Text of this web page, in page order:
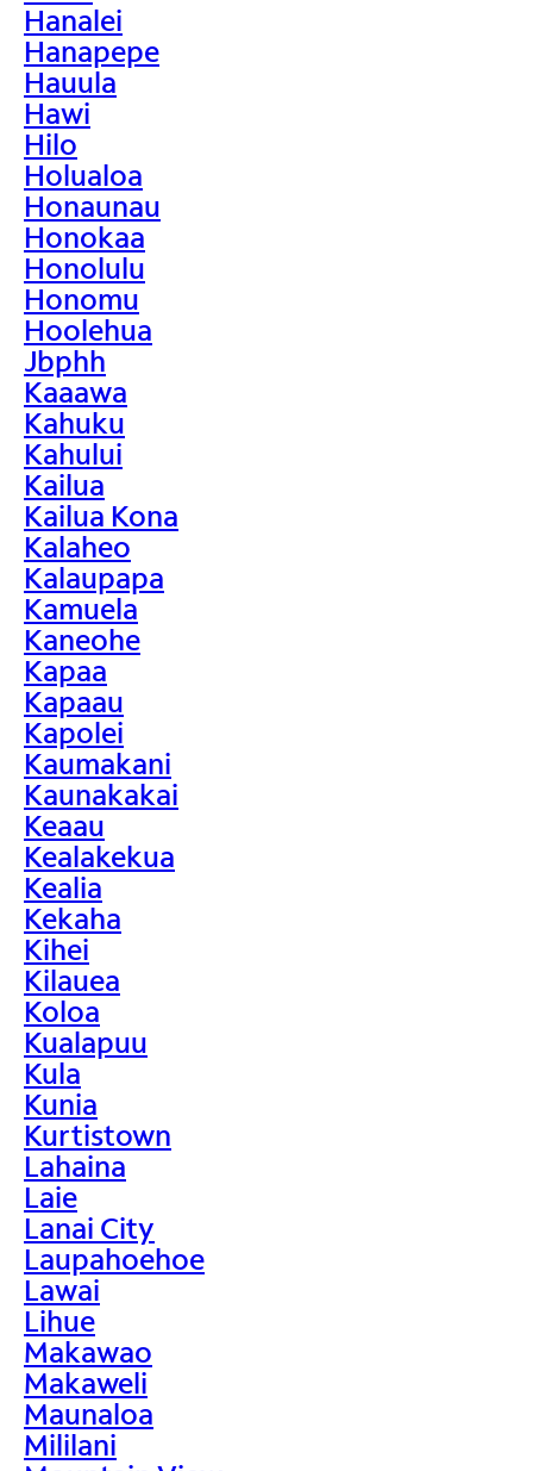
Hanalei
Hanapepe
Hauula
Hawi
Hilo
Holualoa
Honaunau
Honokaa
Honolulu
Honomu
Hoolehua
Jbphh
Kaaawa
Kahuku
Kahului
Kailua
Kailua Kona
Kalaheo
Kalaupapa
Kamuela
Kaneohe
Kapaa
Kapaau
Kapolei
Kaumakani
Kaunakakai
Keaau
Kealakekua
Kealia
Kekaha
Kihei
Kilauea
Koloa
Kualapuu
Kula
Kunia
Kurtistown
Lahaina
Laie
Lanai City
Laupahoehoe
Lawai
Lihue
Makawao
Makaweli
Maunaloa
Mililani